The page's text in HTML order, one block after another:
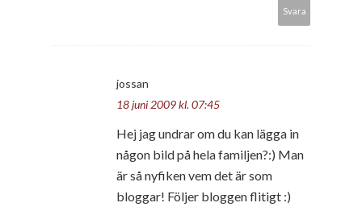
Svara
jossan
18 juni 2009 kl. 07:45
Hej jag undrar om du kan lägga in
någon bild på hela familjen?:) Man
är så nyfiken vem det är som
bloggar! Följer bloggen flitigt :)